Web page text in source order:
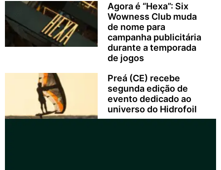
Agora é “Hexa”: Six
Wowness Club muda
de nome para
campanha publicitária
durante a temporada
de jogos
Preá (CE) recebe
segunda edição de
evento dedicado ao
universo do Hidrofoil